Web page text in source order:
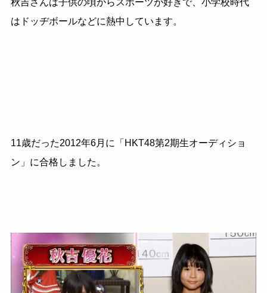
秋吉さんは子供の頃からスポーツが好きで、小学校時代
はドッヂボールなどに熱中しています。
11歳だった2012年6月に「HKT48第2期生オーディショ
ン」に合格しました。